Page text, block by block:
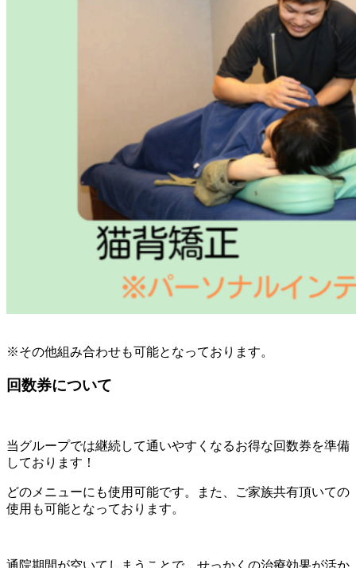
※その他組み合わせも可能となっております。
回数券について
当グループでは継続して通いやすくなるお得な回数券を準備
しております！
どのメニューにも使用可能です。また、ご家族共有頂いての
使用も可能となっております。
通院期間が空いてしまうことで、せっかくの治療効果が活か